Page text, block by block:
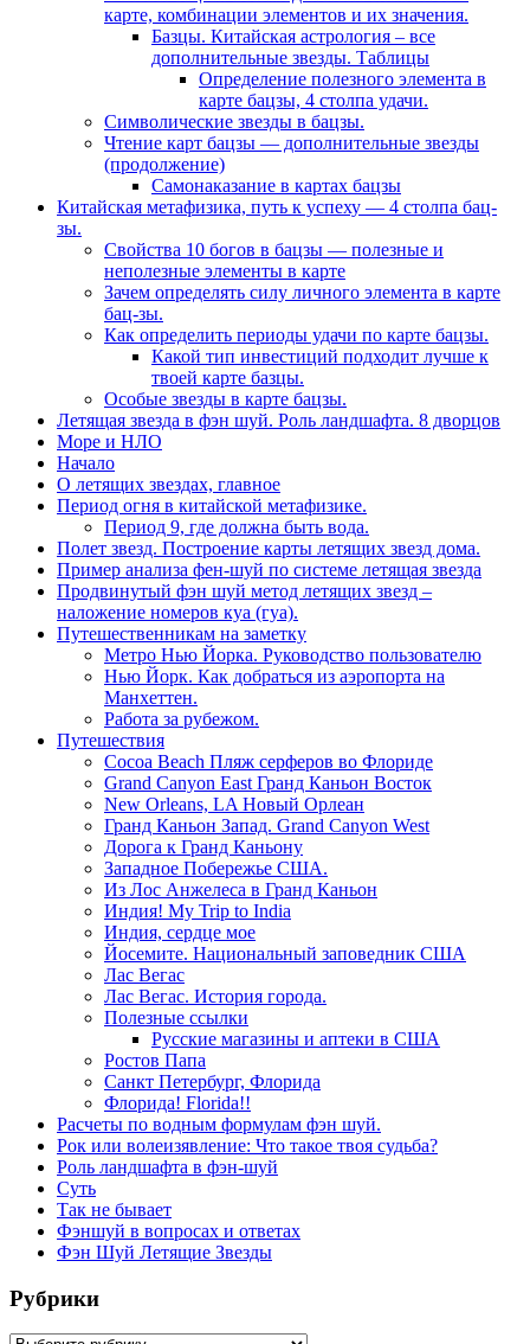
карте, комбинации элементов и их значения.
Базцы. Китайская астрология – все
дополнительные звезды. Таблицы
Определение полезного элемента в
карте бацзы, 4 столпа удачи.
Символические звезды в бацзы.
Чтение карт бацзы — дополнительные звезды
(продолжение)
Самонаказание в картах бацзы
Китайская метафизика, путь к успеху — 4 столпа бац-
зы.
Свойства 10 богов в бацзы — полезные и
неполезные элементы в карте
Зачем определять силу личного элемента в карте
бац-зы.
Как определить периоды удачи по карте бацзы.
Какой тип инвестиций подходит лучше к
твоей карте базцы.
Особые звезды в карте бацзы.
Летящая звезда в фэн шуй. Роль ландшафта. 8 дворцов
Море и НЛО
Начало
О летящих звездах, главное
Период огня в китайской метафизике.
Период 9, где должна быть вода.
Полет звезд. Построение карты летящих звезд дома.
Пример анализа фен-шуй по системе летящая звезда
Продвинутый фэн шуй метод летящих звезд –
наложение номеров куа (гуа).
Путешественникам на заметку
Метро Нью Йорка. Руководство пользователю
Нью Йорк. Как добраться из аэропорта на
Манхеттен.
Работа за рубежом.
Путешествия
Cocoa Beach Пляж серферов во Флориде
Grand Canyon East Гранд Каньон Восток
New Orleans, LA Новый Орлеан
Гранд Каньон Запад. Grand Canyon West
Дорога к Гранд Каньону
Западное Побережье США.
Из Лос Анжелеса в Гранд Каньон
Индия! My Trip to India
Индия, сердце мое
Йосемите. Национальный заповедник США
Лас Вегас
Лас Вегас. История города.
Полезные ссылки
Русские магазины и аптеки в США
Ростов Папа
Санкт Петербург, Флорида
Флорида! Florida!!
Расчеты по водным формулам фэн шуй.
Рок или волеизявление: Что такое твоя судьба?
Роль ландшафта в фэн-шуй
Суть
Так не бывает
Фэншуй в вопросах и ответах
Фэн Шуй Летящие Звезды
Рубрики